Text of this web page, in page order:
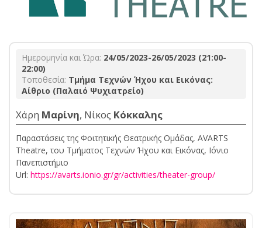
Ημερομηνία και Ώρα: 24/05/2023-26/05/2023 (21:00-
22:00)
Τοποθεσία: Τμήμα Τεχνών Ήχου και Εικόνας:
Αίθριο (Παλαιό Ψυχιατρείο)
Χάρη Μαρίνη, Νίκος Κόκκαλης
Παραστάσεις της Φοιτητικής Θεατρικής Ομάδας, AVARTS
Theatre, του Τμήματος Τεχνών Ήχου και Εικόνας, Ιόνιο
Πανεπιστήμιο
Url: https://avarts.ionio.gr/gr/activities/theater-group/